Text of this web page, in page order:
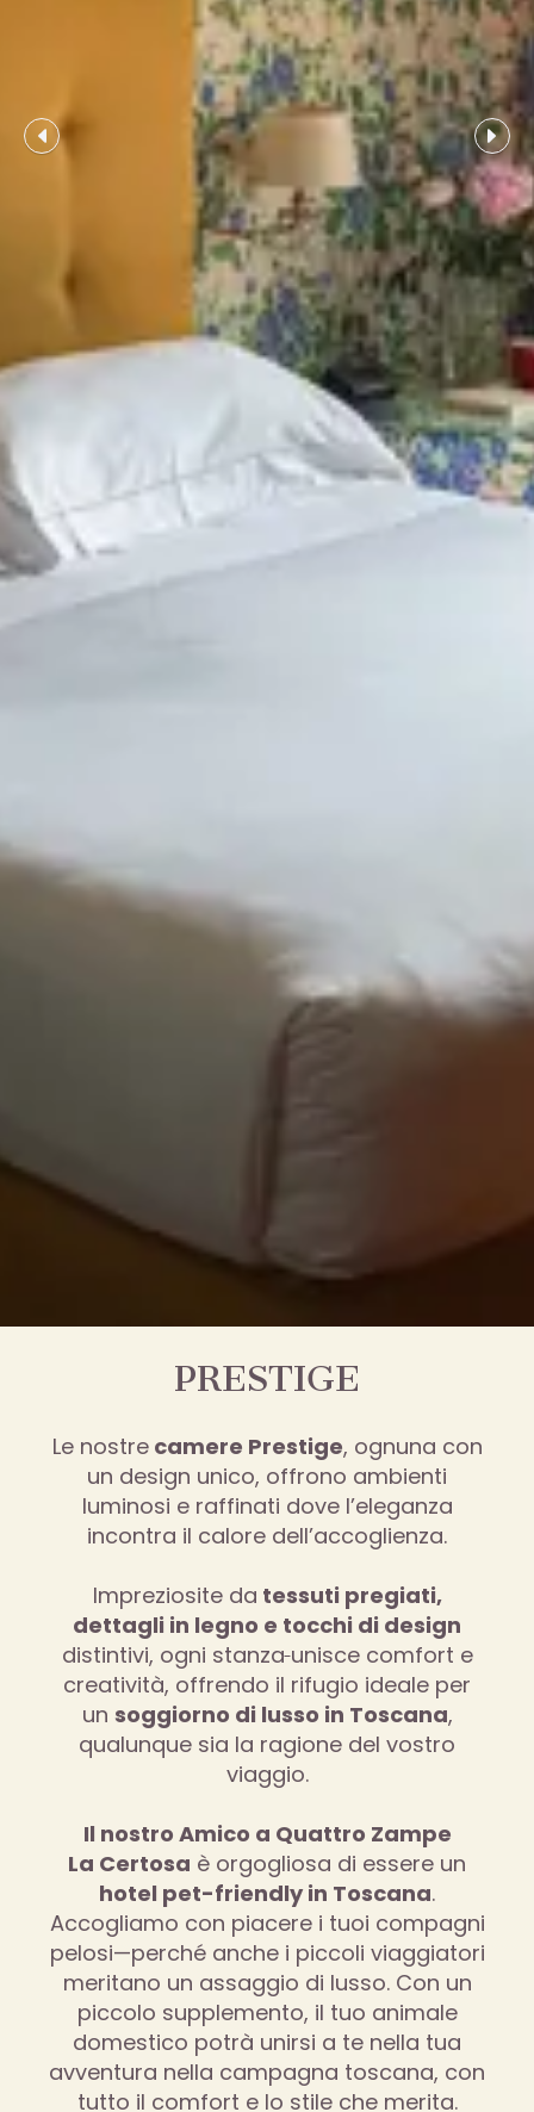
PRESTIGE
Le nostrecamere Prestige, ognuna con
un design unico, offrono ambienti
luminosi e raffinati dove l’eleganza
incontra il calore dell’accoglienza.
Impreziosite da tessuti pregiati,
dettagli in legno e tocchi di design
distintivi, ogni stanza unisce comfort e
creatività, offrendo il rifugio ideale per
un soggiorno di lusso in Toscana,
qualunque sia la ragione del vostro
viaggio.
Il nostro Amico a Quattro Zampe
La Certosa è orgogliosa di essere un
hotel pet-friendly in Toscana.
Accogliamo con piacere i tuoi compagni
pelosi—perché anche i piccoli viaggiatori
meritano un assaggio di lusso. Con un
piccolo supplemento, il tuo animale
domestico potrà unirsi a te nella tua
avventura nella campagna toscana, con
tutto il comfort e lo stile che merita.